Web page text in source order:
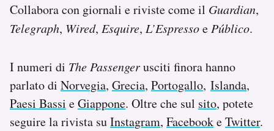
Collabora con giornali e riviste come il Guardian,
Telegraph, Wired, Esquire, L’Espressoe Público.
I numeri di The Passengerusciti finora hanno
parlato di Norvegia, Grecia, Portogallo, Islanda,
Paesi Bassi eGiappone. Oltre che sul sito, potete
seguire la rivista suInstagram, FacebookeTwitter.